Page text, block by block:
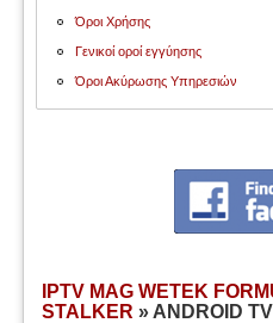
Όροι Χρήσης
Γενικοί οροί εγγύησης
Όροι Ακύρωσης Υπηρεσιών
IPTV MAG WETEK
STALKER » ANDROID